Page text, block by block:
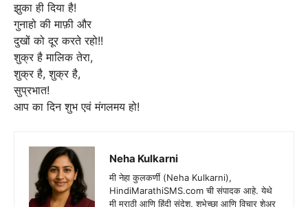
झुका ही दिया है!
गुनाहो की माफ़ी और
दुखों को दूर करते रहो!!
शुक्र है मालिक तेरा,
शुक्र है, शुक्र है,
सुप्रभात!
आप का दिन शुभ एवं मंगलमय हो!
Neha Kulkarni
मी नेहा कुलकर्णी (Neha Kulkarni),
HindiMarathiSMS.com ची संपादक आहे. येथे
मी मराठी आणि हिंदी संदेश, शुभेच्छा आणि विचार शेअर